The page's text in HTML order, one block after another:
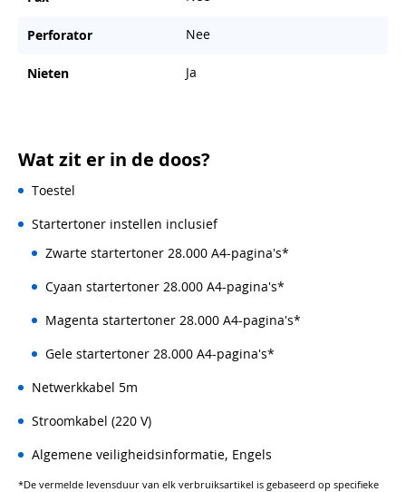
Perforator Nee
Nieten Ja
Wat zit er in de doos?
Toestel
Startertoner instellen inclusief
Zwarte startertoner 28.000 A4-pagina's*
Cyaan startertoner 28.000 A4-pagina's*
Magenta startertoner 28.000 A4-pagina's*
Gele startertoner 28.000 A4-pagina's*
Netwerkkabel 5m
Stroomkabel (220 V)
Algemene veiligheidsinformatie, Engels
*De vermelde levensduur van elk verbruiksartikel is gebaseerd op specifieke